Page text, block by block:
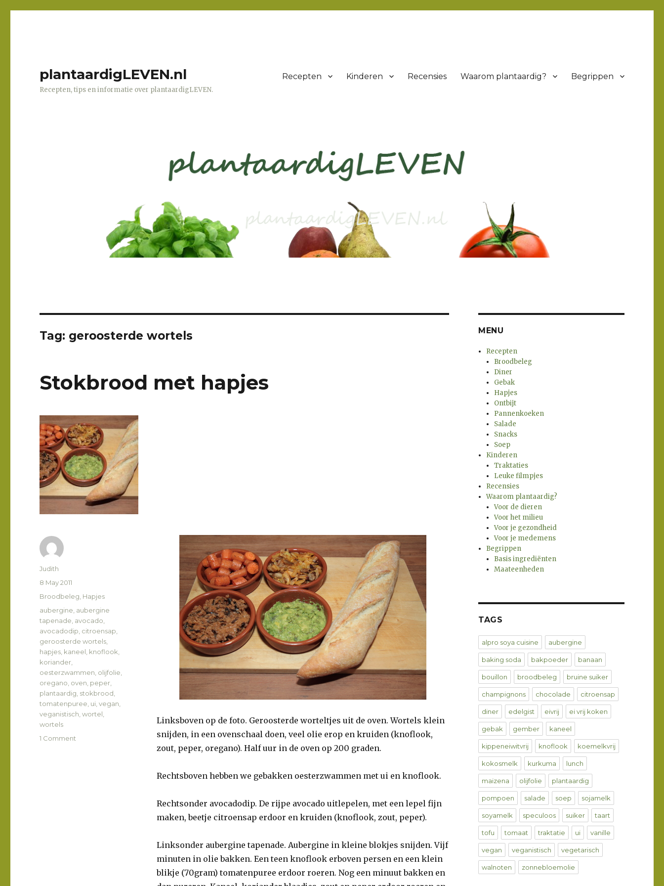
plantaardigLEVEN.nl
Recepten, tips en informatie over plantaardigLEVEN.
Recepten Kinderen Recensies Waarom plantaardig? Begrippen
Tag: geroosterde wortels
Stokbrood met hapjes
Linksboven op de foto. Geroosterde worteltjes uit de oven. Wortels klein
snijden, in een ovenschaal doen, veel olie erop en kruiden (knoflook,
zout, peper, oregano). Half uur in de oven op 200 graden.
Rechtsboven hebben we gebakken oesterzwammen met ui en knoflook.
Rechtsonder avocadodip. De rijpe avocado uitlepelen, met een lepel fijn
maken, beetje citroensap erdoor en kruiden (knoflook, zout, peper).
Linksonder aubergine tapenade. Aubergine in kleine blokjes snijden. Vijf
minuten in olie bakken. Een teen knoflook erboven persen en een klein
blikje (70gram) tomatenpuree erdoor roeren. Nog een minuut bakken en
Author
Judith
Posted
on
8 May 2011
Categories
Broodbeleg Hapjes
Tags
aubergine aubergine
tapenade avocado
avocadodip citroensap
geroosterde wortels
hapjes kaneel knoflook
koriander
oesterzwammen olijfolie
oregano oven peper
plantaardig stokbrood
tomatenpuree ui ,vegan
veganistisch ,wortel
wortels
1 Comment
MENU
Recepten
Broodbeleg
Diner
Gebak
Hapjes
Ontbijt
Pannenkoeken
Salade
Snacks
Soep
Kinderen
Traktaties
Leuke filmpjes
Recensies
Waarom plantaardig?
Voor de dieren
Voor het milieu
Voor je gezondheid
Voor je medemens
Begrippen
Basis ingrediënten
Maateenheden
TAGS
alpro soya cuisine aubergine
baking soda bakpoeder banaan
bouillon broodbeleg bruine suiker
champignons chocolade citroensap
diner edelgist eivrij ei vrij koken
gebak gember kaneel
kippeneiwitvrij knoflook koemelkvrij
kokosmelk kurkuma lunch
maizena olijfolie plantaardig
pompoen salade soep sojamelk
soyamelk speculoos suiker taart
tofu tomaat traktatie ui vanille
vegan veganistisch vegetarisch
walnoten zonnebloemolie